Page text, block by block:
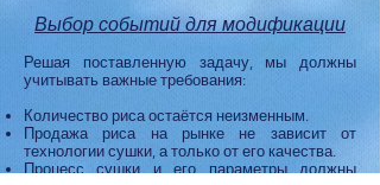
Выбор событий для модификации
Решая поставленную задачу, мы должны
учитывать важные требования:
Количество риса остаётся неизменным.
Продажа риса на рынке не зависит от
технологии сушки, а только от его качества.
Процесс сушки и его параметры должны